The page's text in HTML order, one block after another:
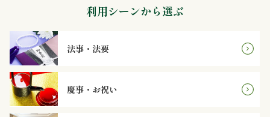
4,999
円
5,000
～
利用シーンから選ぶ
法事・法要
慶事・お祝い